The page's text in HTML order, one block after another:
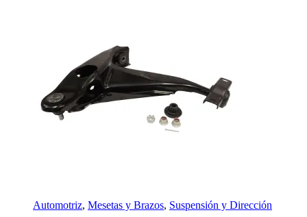
Automotriz, Mesetas y Brazos, Suspensión y Dirección